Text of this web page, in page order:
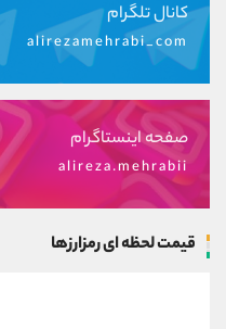
کانال تلگرام
alirezamehrabi_com
صفحه اینستاگرام
alireza.mehrabii
قیمت لحظه ای رمزارزها